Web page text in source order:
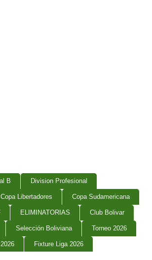
B Division Profesional
Copa Libertadores Copa Sudamericana
ELIMINATORIAS Club Bolivar
Selección Boliviana Torneo 2026
Fixture Liga 2026